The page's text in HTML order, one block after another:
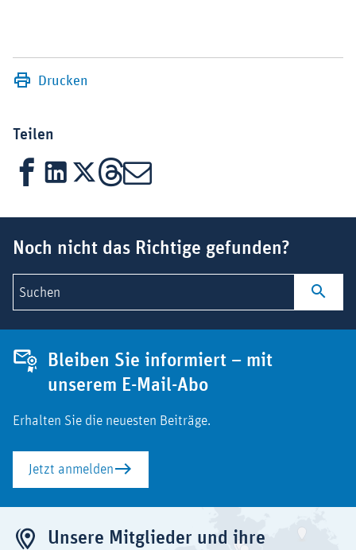
Drucken
Teilen
FacebookLinkedIn
X Threads
Mail
Noch nicht das Richtige gefunden?
Suchen
Bleiben Sie informiert – mit
unserem E-Mail-Abo
Erhalten Sie die neuesten Beiträge.
Jetzt anmelden
Unsere Mitglieder und ihre